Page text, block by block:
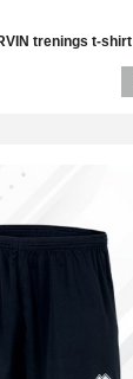
trenings t-shirt